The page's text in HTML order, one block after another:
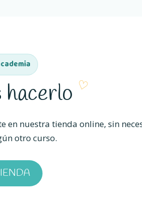
hacerlo
en nuestra tienda online, sin
otro curso.
EN UNA PESTAÑA NUEVA)